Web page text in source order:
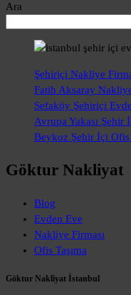
Ara
Şehiriçi Nakliye
Fatih Aksaray
Sefaköy Şehiriçi
Avrupa Yakası
Beykoz Şehir İçi Ofis
Göktur Nakliyat
Blog
Evden Eve
Nakliye Firması
Ofis Taşıma
Göktur Nakliyat İstanbul